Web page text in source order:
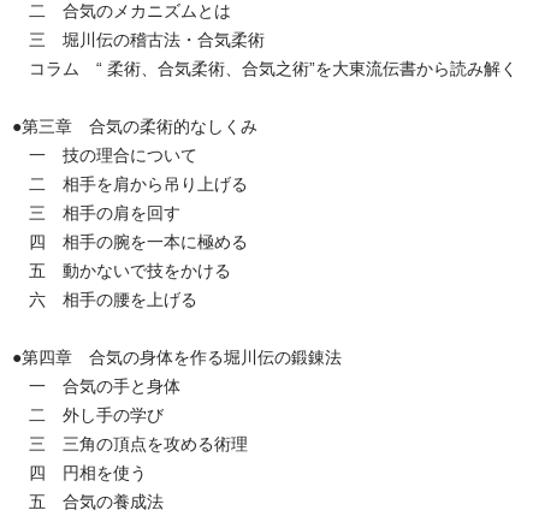
二 合気のメカニズムとは
三 堀川伝の稽古法・合気柔術
コラム “ 柔術、合気柔術、合気之術”を大東流伝書から読み解く
●第三章 合気の柔術的なしくみ
一 技の理合について
二 相手を肩から吊り上げる
三 相手の肩を回す
四 相手の腕を一本に極める
五 動かないで技をかける
六 相手の腰を上げる
●第四章 合気の身体を作る堀川伝の鍛錬法
一 合気の手と身体
二 外し手の学び
三 三角の頂点を攻める術理
四 円相を使う
五 合気の養成法